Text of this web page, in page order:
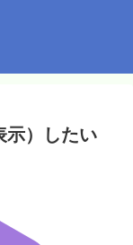
示）したい